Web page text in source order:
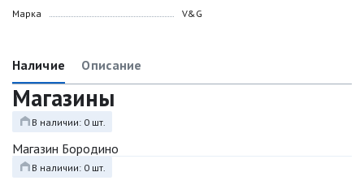
Марка V&G
Наличие Описание
Магазины
В наличии: 0 шт.
Магазин Бородино
В наличии: 0 шт.